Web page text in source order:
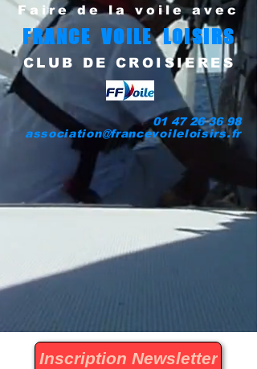
Faire de la voile avec
FRANCE VOILE LOISIRS
CLUB DE CROISIERES
01 47 26 36 98
association@francevoileloisirs.fr
Inscription Newsletter